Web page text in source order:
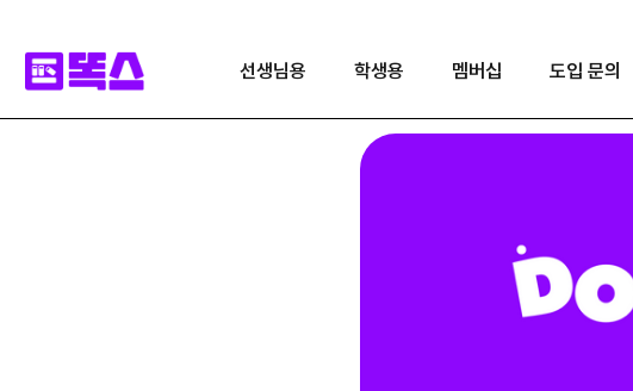
선생님용 학생용 멤버십 도입 문의